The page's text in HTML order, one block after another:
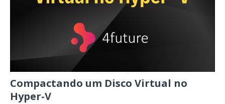
Compactando um Disco Virtual no
Hyper-V